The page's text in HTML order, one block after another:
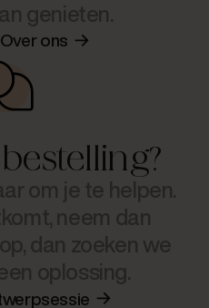
genieten.
ons
om je te helpen.
neem dan
dan zoeken we
oplossing.